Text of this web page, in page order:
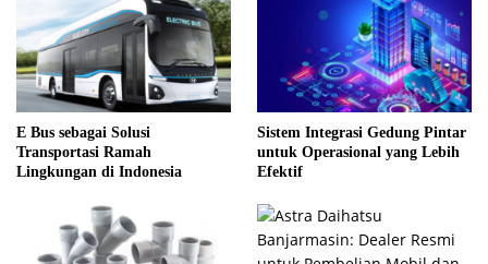
E Bus sebagai Solusi
Transportasi Ramah
Lingkungan di Indonesia
Sistem Integrasi Gedung Pintar
untuk Operasional yang Lebih
Efektif